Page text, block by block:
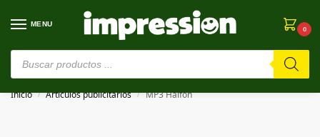
MENU
0
⚠️ Estamos en pruebas. Si algo falla, ¡Perdón!⚠️
Inicio / Artículos publicitarios / MP3 Halfon